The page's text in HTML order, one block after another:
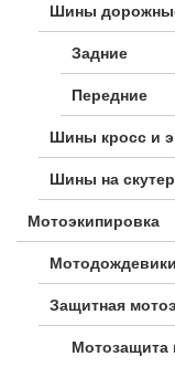
Шины
Задние
Передние
Шины кросс и
Шины на
Мотоэкипировка
Мотодождевики
Защитная
Мотозащита